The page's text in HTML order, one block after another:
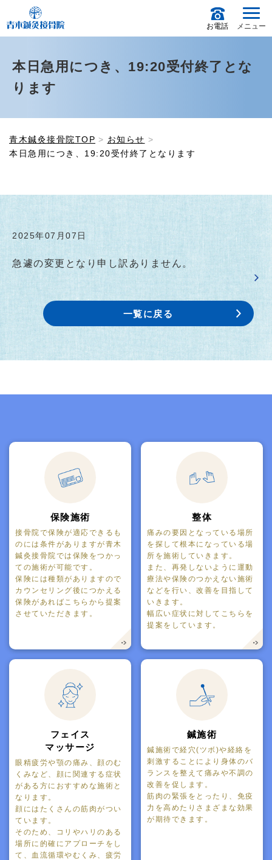
お電話 メニュー
本日急用につき、19:20受付終了とな
ります
青木鍼灸接骨院TOP
お知らせ
本日急用につき、19:20受付終了となります
2025年07月07日
急遽の変更となり申し訳ありません。
一覧に戻る
保険施術
接骨院で保険が適応できるも
のには条件がありますが青木
鍼灸接骨院では保険をつかっ
ての施術が可能です。
保険には種類がありますので
カウンセリング後につかえる
保険があればこちらから提案
させていただきます。
整体
痛みの要因となっている場所
を探して根本になっている場
所を施術していきます。
また、再発しないように運動
療法や保険のつかえない施術
などを行い、改善を目指して
いきます。
幅広い症状に対してこちらを
提案をしています。
フェイス
マッサージ
眼精疲労や顎の痛み、顔のむ
くみなど、顔に関連する症状
がある方におすすめな施術と
なります。
顔にはたくさんの筋肉がつい
ています。
そのため、コリやハリのある
場所に的確にアプローチをし
て、血流循環やむくみ、疲労
鍼施術
鍼施術で経穴(ツボ)や経絡を
刺激することにより身体のバ
ランスを整えて痛みや不調の
改善を促します。
筋肉の緊張をとったり、免疫
力を高めたりさまざまな効果
が期待できます。